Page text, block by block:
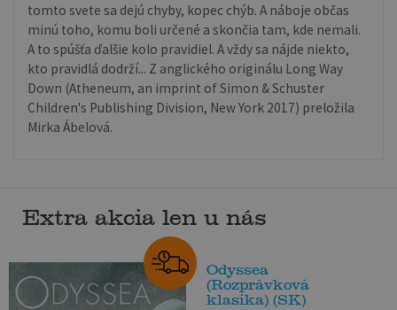
tomto svete sa dejú chyby, kopec chýb. A náboje občas
minú toho, komu boli určené a skončia tam, kde nemali.
A to spúšťa ďalšie kolo pravidiel. A vždy sa nájde niekto,
kto pravidlá dodrží... Z anglického originálu Long Way
Down (Atheneum, an imprint of Simon & Schuster
Children's Publishing Division, New York 2017) preložila
Mirka Ábelová.
Extra akcia len u nás
Odyssea
(Rozprávková
klasika) (SK)